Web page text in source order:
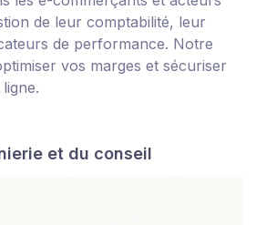
de leur comptabilité, leur
de performance. Notre
vos marges et sécuriser
et du conseil